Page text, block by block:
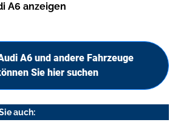
A6 anzeigen
A6 und andere Fahrzeuge
Sie hier suchen
auch: